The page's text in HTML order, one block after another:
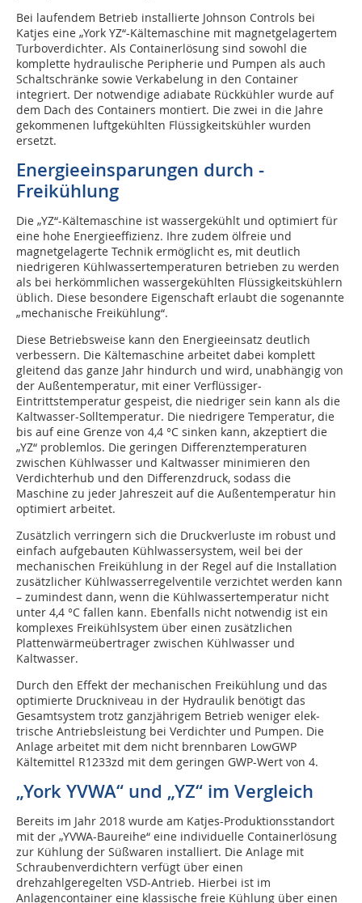
Bei laufendem Betrieb installierte Johnson Controls bei
Katjes eine „York YZ“-Kältemaschine mit magnetgelagertem
Turboverdichter. Als Containerlösung sind sowohl die
komplette hydraulische Peripherie und Pumpen als auch
Schaltschränke sowie Verkabelung in den Container
integriert. Der notwendige adiabate Rückkühler wurde auf
dem Dach des Containers montiert. Die zwei in die Jahre
gekommenen luftgekühlten Flüssigkeitskühler wurden
ersetzt.
Energieeinsparungen durch ­
Freikühlung
Die „YZ“-Kältemaschine ist wassergekühlt und optimiert für
eine hohe Energieeffizienz. Ihre zudem ölfreie und
magnetgelagerte Technik ermöglicht es, mit deutlich
niedrigeren Kühlwassertemperaturen betrieben zu werden
als bei herkömmlichen wassergekühlten Flüssigkeitskühlern
üblich. Diese besondere Eigenschaft erlaubt die sogenannte
„mechanische Freikühlung“.
Diese Betriebsweise kann den Energieeinsatz deutlich
verbessern. Die Kältemaschine arbeitet dabei komplett
gleitend das ganze Jahr hindurch und wird, unabhängig von
der Außentemperatur, mit einer Verflüssiger-
Eintrittstemperatur gespeist, die niedriger sein kann als die
Kaltwasser-Solltemperatur. Die niedrigere Temperatur, die
bis auf eine Grenze von 4,4 °C sinken kann, akzeptiert die
„YZ“ problemlos. Die geringen Differenztemperaturen
zwischen Kühlwasser und Kaltwasser minimieren den
Verdichterhub und den Differenzdruck, sodass die
Maschine zu jeder Jahreszeit auf die Außentemperatur hin
optimiert arbeitet.
Zusätzlich verringern sich die Druckverluste im robust und
einfach aufgebauten Kühlwassersystem, weil bei der
mechanischen Freikühlung in der Regel auf die Installation
zusätzlicher Kühlwasserregelventile verzichtet werden kann
– zumindest dann, wenn die Kühlwassertemperatur nicht
unter 4,4 °C fallen kann. Ebenfalls nicht notwendig ist ein
komplexes Freikühlsystem über einen zusätzlichen
Plattenwärmeübertrager zwischen Kühlwasser und
Kaltwasser.
Durch den Effekt der mechanischen Freikühlung und das
optimierte Druckniveau in der Hydraulik benötigt das
Gesamtsystem trotz ganzjährigem Betrieb weniger elek­
trische Antriebsleistung bei Verdichter und Pumpen. Die
Anlage arbeitet mit dem nicht brennbaren LowGWP
Kältemittel R1233zd mit dem geringen GWP-Wert von 4.
„York YVWA“ und „YZ“ im Vergleich
Bereits im Jahr 2018 wurde am Katjes-Produktionsstandort
mit der „YVWA-Baureihe“ eine individuelle Containerlösung
zur Kühlung der Süßwaren installiert. Die Anlage mit
Schraubenverdichtern verfügt über einen
drehzahlgeregelten VSD-Antrieb. Hierbei ist im
Anlagencontainer eine klassische freie Kühlung über einen